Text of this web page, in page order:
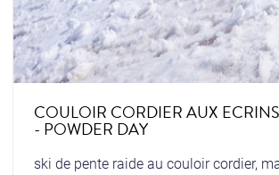
COULOIR CORDIER AUX
- POWDER DAY
ski de pente raide au couloir cordier,